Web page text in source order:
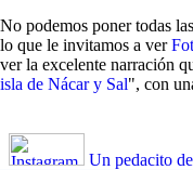
No podemos poner todas
lo que le invitamos a ver
ver la excelente narración
isla de Nácar y Sal", con
Un pedacito